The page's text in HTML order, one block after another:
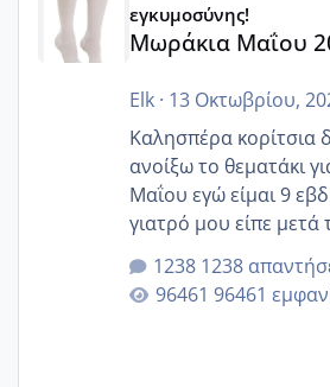
εγκυμοσύνης!
Μωράκια Μαΐου
Elk· 13 Οκτωβρίου,
Καλησπέρα κορίτσια
ανοίξω το θεματάκι
Μαΐου εγώ είμαι 9 εβδ σήμερα πήγα
γιατρό μου είπε μετά
κλείσω ραντεβού για την
καμιά άλλη κοπέλα να
1238
96461